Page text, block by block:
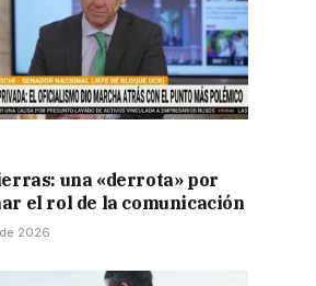
una «derrota» por
el rol de la comunicación
2026